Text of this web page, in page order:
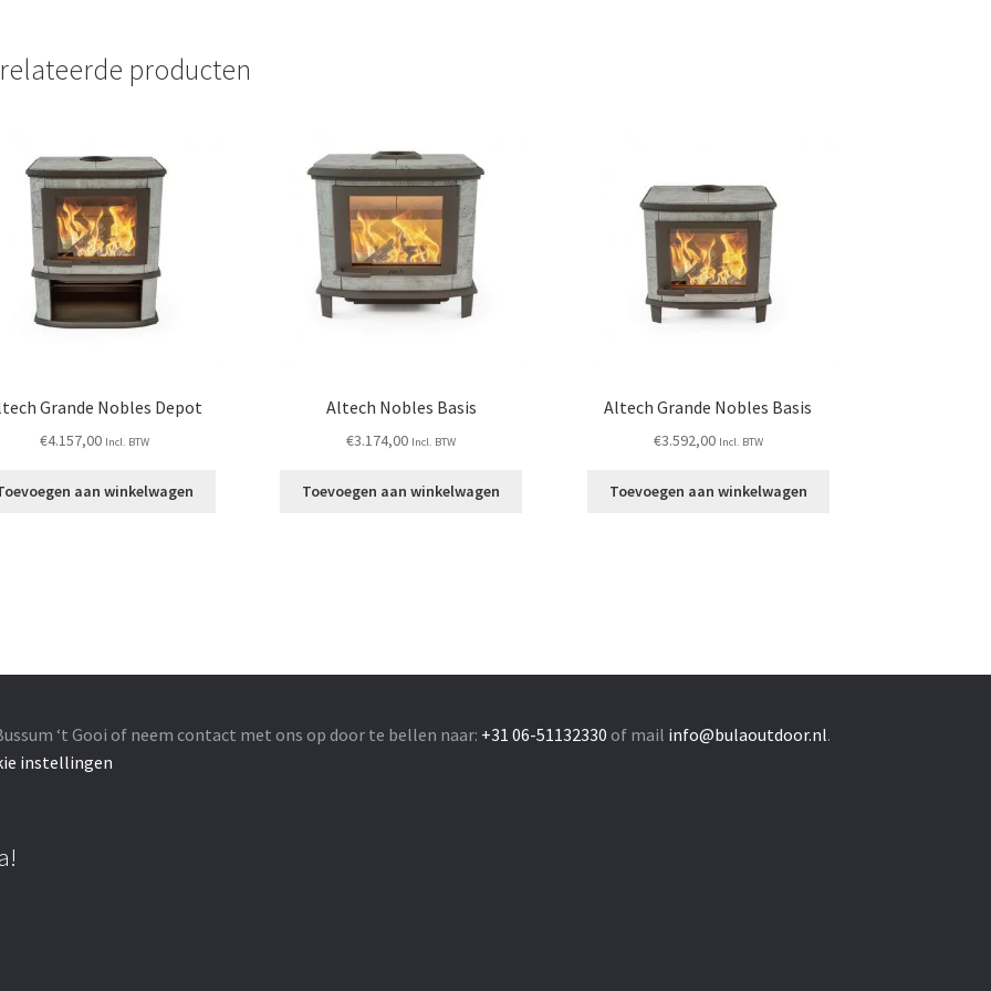
producten
Grande Nobles Depot
€4.157,00 Incl. BTW
aan winkelwagen
Altech Nobles Basis
€3.174,00 Incl. BTW
Toevoegen aan winkelwagen
Altech Grande Nobles Basis
€3.592,00 Incl. BTW
Toevoegen aan winkelwagen
‘t Gooi of neem contact met ons op door te bellen naar: +31 06-51132330of mail info@bulaoutdoor.nl.
instellingen